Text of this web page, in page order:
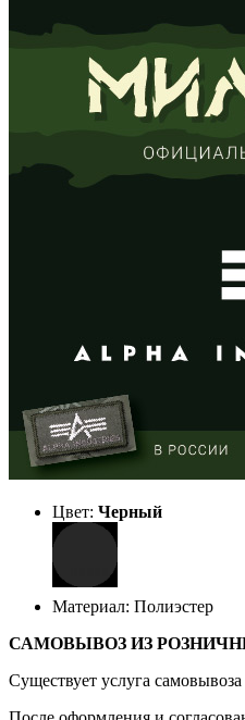
Цвет: Черный
Материал: Полиэстер
САМОВЫВОЗ ИЗ
Существует услуга самовывоза